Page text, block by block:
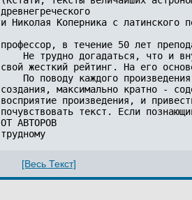
древнегреческого
и Николая Коперника с латинского
профессор, в течение 50 лет
Не трудно догадаться, что и
свой жесткий рейтинг. На его
По поводу каждого
создания, максимально кратно -
восприятие произведения, и
почувствовать текст. Если
ОТ АВТОРОВ
трудному
[Весь Текст]